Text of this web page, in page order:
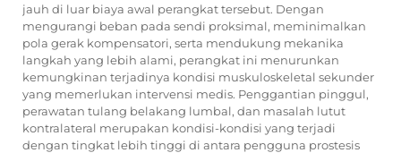
jauh di luar biaya awal perangkat tersebut. Dengan
mengurangi beban pada sendi proksimal, meminimalkan
pola gerak kompensatori, serta mendukung mekanika
langkah yang lebih alami, perangkat ini menurunkan
kemungkinan terjadinya kondisi muskuloskeletal sekunder
yang memerlukan intervensi medis. Penggantian pinggul,
perawatan tulang belakang lumbal, dan masalah lutut
kontralateral merupakan kondisi-kondisi yang terjadi
dengan tingkat lebih tinggi di antara pengguna prostesis